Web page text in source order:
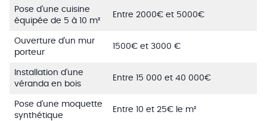
Pose d’une cuisine
équipée de 5 à 10 m²
Entre 2000€ et 5000€
Ouverture d’un mur
porteur
1500€ et 3000 €
Installation d’une
véranda en bois
Entre 15 000 et 40 000€
Pose d’une moquette
synthétique
Entre 10 et 25€ le m²